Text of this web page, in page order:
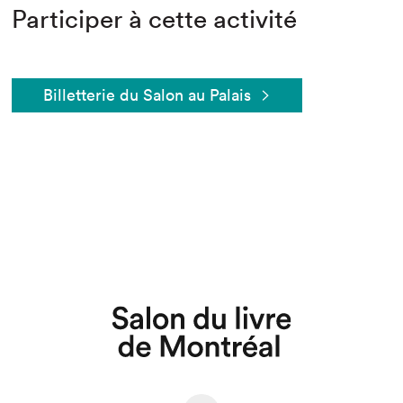
Participer à cette activité
Billetterie du Salon au Palais